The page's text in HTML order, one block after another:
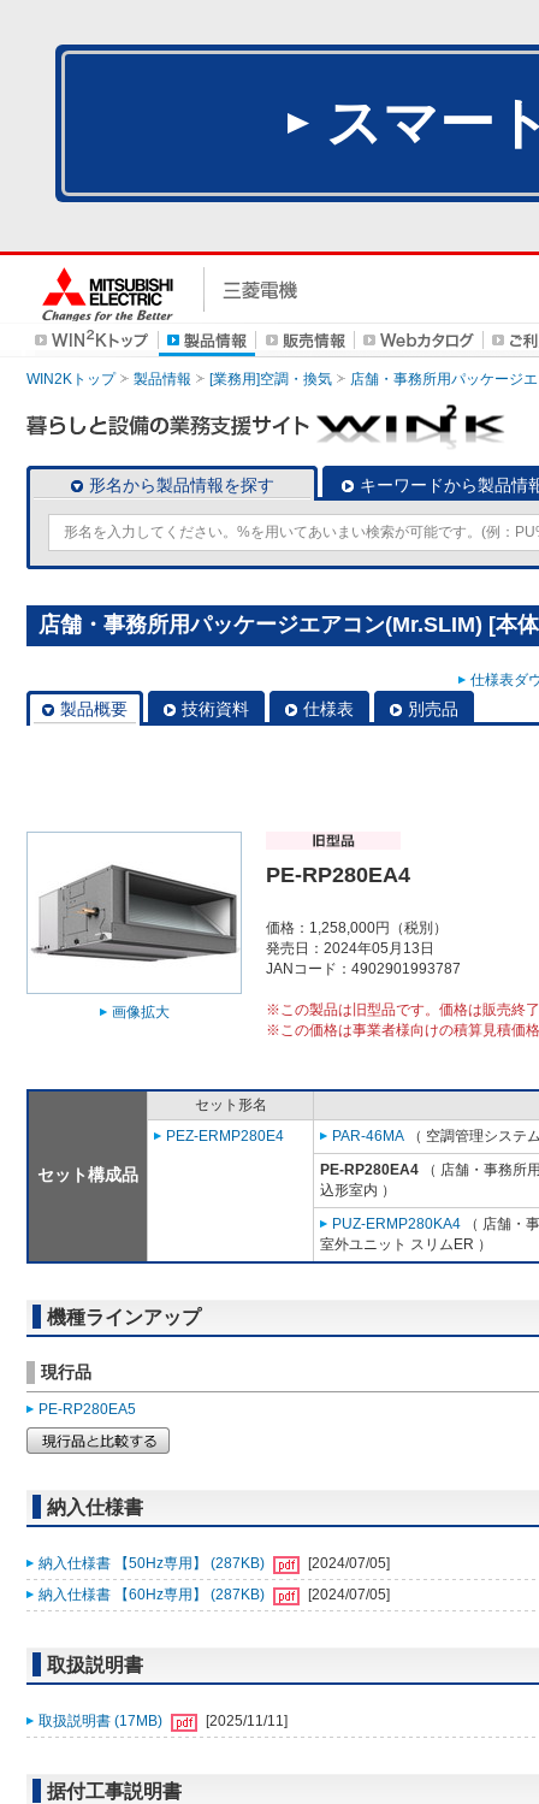
スマー
WIN2Kトップ 製品情報 [業務用]空調・換気 店舗・事務所用パッケージ
形名から製品情報を探す キーワードから製品情
店舗・事務所用パッケージエアコン(Mr.SLIM) [本
仕様表ダ
製品概要 技術資料 仕様表 別売品
画像拡大
PE-RP280EA4
価格：1,258,000円（税別）
発売日：2024年05月13日
JANコード：4902901993787
※この製品は旧型品です。価格は販売終
※この価格は事業者様向けの積算見積価
セット構成品
セット形名
PEZ-ERMP280E4
PAR-46MA （ 空調管理システ
PE-RP280EA4 （ 店舗・事務所
込形室内 ）
PUZ-ERMP280KA4 （ 店舗・
室外ユニット スリムER ）
機種ラインアップ
現行品
PE-RP280EA5
納入仕様書
納入仕様書 【50Hz専用】 (287KB)
[2024/07/05]
納入仕様書 【60Hz専用】 (287KB)
[2024/07/05]
取扱説明書
取扱説明書 (17MB) [2025/11/11]
据付工事説明書